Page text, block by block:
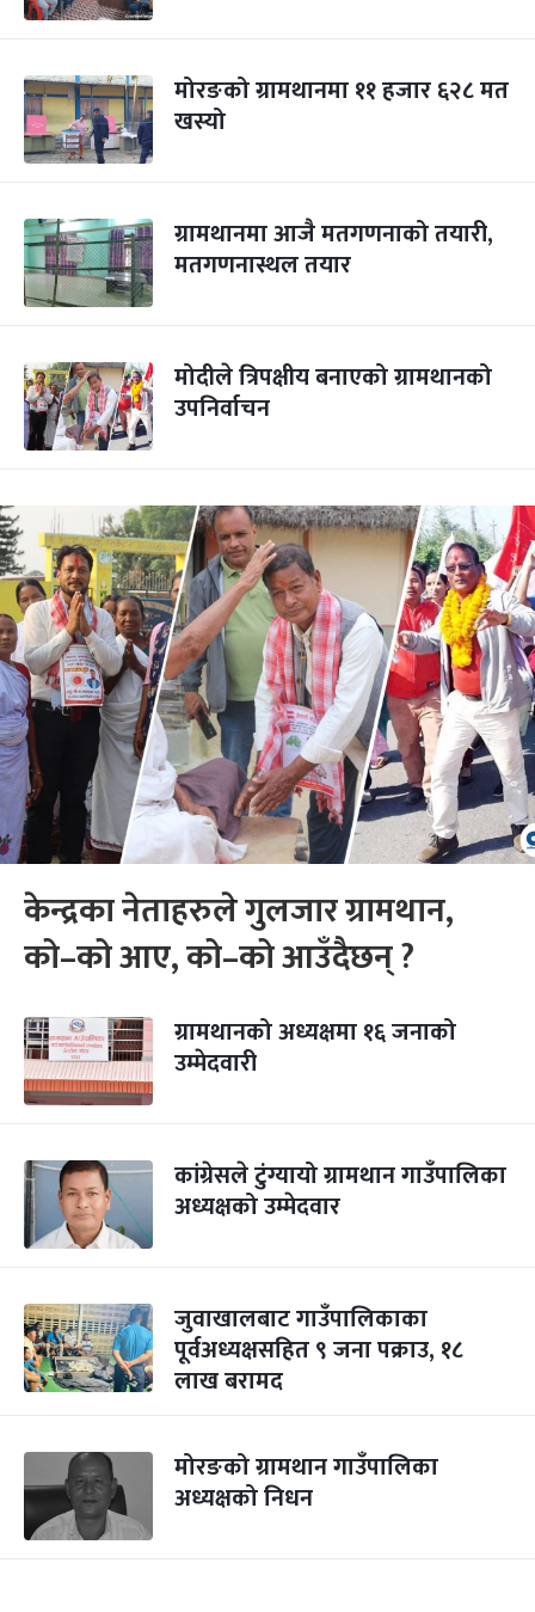
मोरङको ग्रामथानमा ११ हजार ६२८ मत
खस्यो
ग्रामथानमा आजै मतगणनाको तयारी,
मतगणनास्थल तयार
मोदीले त्रिपक्षीय बनाएको ग्रामथानको
उपनिर्वाचन
केन्द्रका नेताहरुले गुलजार ग्रामथान,
को–को आए, को–को आउँदैछन् ?
ग्रामथानको अध्यक्षमा १६ जनाको
उम्मेदवारी
कांग्रेसले टुंग्यायो ग्रामथान गाउँपालिका
अध्यक्षको उम्मेदवार
जुवाखालबाट गाउँपालिकाका
पूर्वअध्यक्षसहित ९ जना पक्राउ, १८
लाख बरामद
मोरङको ग्रामथान गाउँपालिका
अध्यक्षको निधन